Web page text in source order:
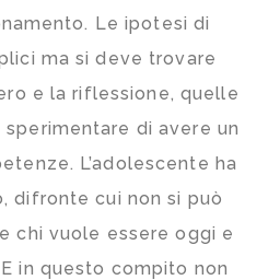
Le ipotesi di
ma si deve trovare
e la riflessione, quelle
di avere un
L’adolescente ha
difronte cui non si può
chi vuole essere oggi e
in questo compito non